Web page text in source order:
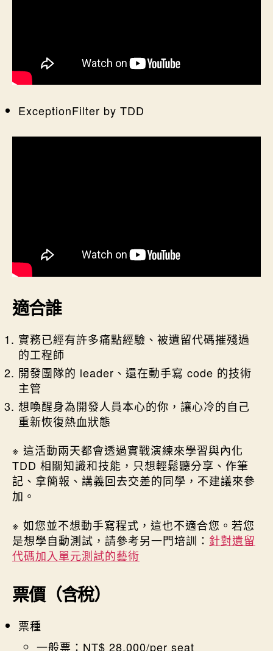
ExceptionFilter by TDD
適合誰
實務已經有許多痛點經驗、被遺留代碼摧殘過
的工程師
開發團隊的 leader、還在動手寫 code 的技術
主管
想喚醒身為開發人員本心的你，讓心冷的自己
重新恢復熱血狀態
※ 這活動兩天都會透過實戰演練來學習與內化
TDD 相關知識和技能，只想輕鬆聽分享、作筆
記、拿簡報、講義回去交差的同學，不建議來參
加。
※ 如您並不想動手寫程式，這也不適合您。若您
是想學自動測試，請參考另一門培訓： 針對遺留
代碼加入單元測試的藝術
票價（含稅）
票種
一般票：NT$ 28,000/per seat